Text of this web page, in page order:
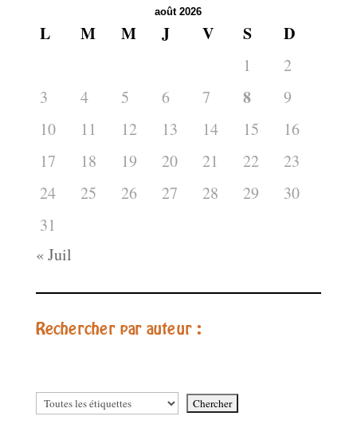
août 2026
L M M J V S D
1
2
3
4 5 6 7 8
9
10
11 12 13 14 15
16
17
18 19 20 21 22
23
24
25 26 27 28 29
30
31
« Juil
Rechercher par auteur :